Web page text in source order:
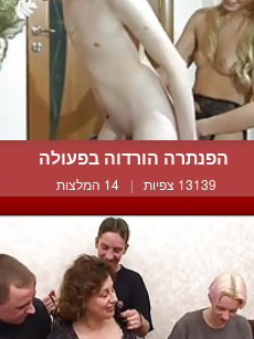
הפנתרה הורדוה בפעולה
13139 צפיות | 14 המלצות